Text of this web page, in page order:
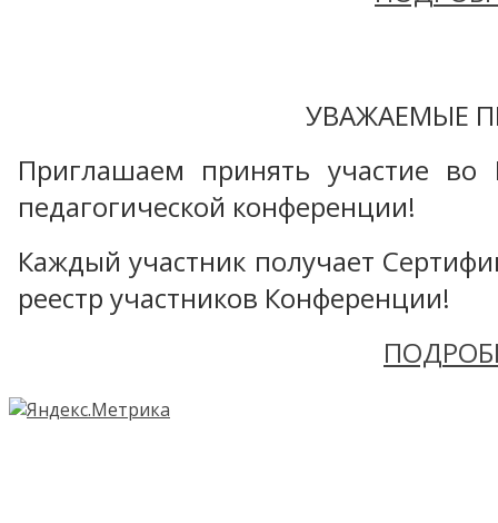
УВАЖАЕМЫЕ
Приглашаем принять участие во
педагогической конференции!
Каждый участник получает
реестр участников Конференции!